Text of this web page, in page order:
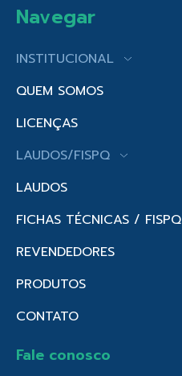
Navegar
INSTITUCIONAL
QUEM SOMOS
LICENÇAS
LAUDOS/FISPQ
LAUDOS
FICHAS TÉCNICAS / FISPQ
REVENDEDORES
PRODUTOS
CONTATO
Fale conosco